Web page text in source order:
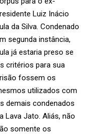
Luiz Inácio
da Silva. Condenado
segunda instância,
já estaria preso se
critérios para sua
fossem os
utilizados com
demais condenados
Lava Jato. Aliás, não
somente os